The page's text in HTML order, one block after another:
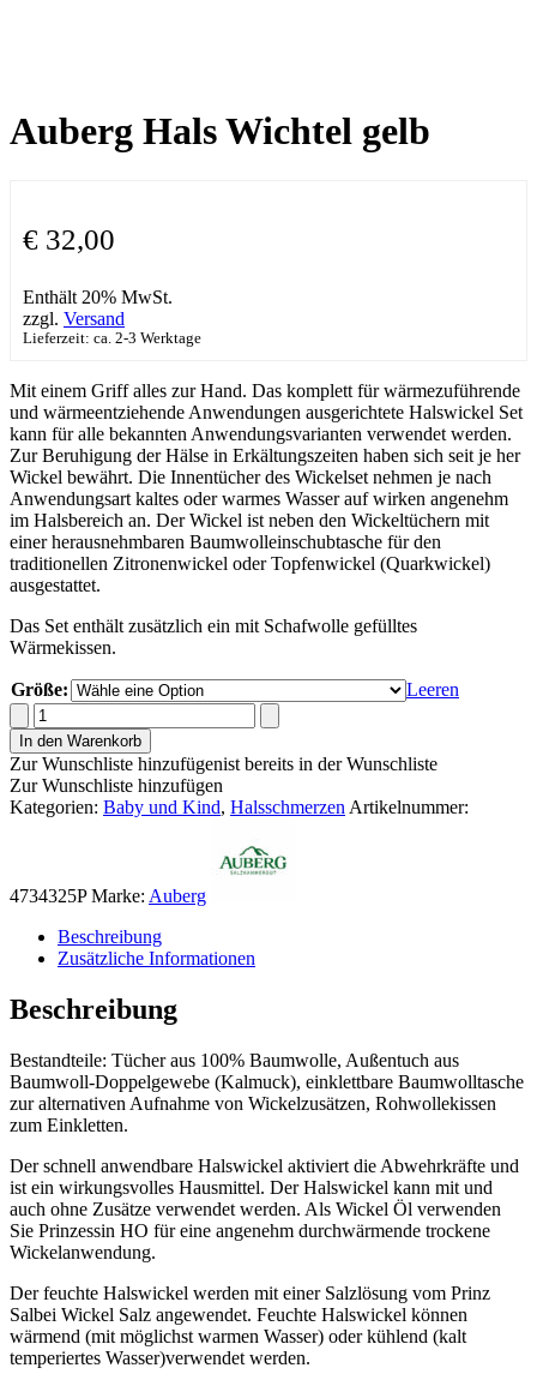
Auberg Hals Wichtel gelb
€ 32,00
Enthält 20% MwSt.
zzgl. Versand
Lieferzeit: ca. 2-3 Werktage
Mit einem Griff alles zur Hand. Das komplett für wärmezuführende
und wärmeentziehende Anwendungen ausgerichtete Halswickel Set
kann für alle bekannten Anwendungsvarianten verwendet werden.
Zur Beruhigung der Hälse in Erkältungszeiten haben sich seit je her
Wickel bewährt. Die Innentücher des Wickelset nehmen je nach
Anwendungsart kaltes oder warmes Wasser auf wirken angenehm
im Halsbereich an. Der Wickel ist neben den Wickeltüchern mit
einer herausnehmbaren Baumwolleinschubtasche für den
traditionellen Zitronenwickel oder Topfenwickel (Quarkwickel)
ausgestattet.
Das Set enthält zusätzlich ein mit Schafwolle gefülltes
Wärmekissen.
Größe:
Leeren
Auberg
Hals
Wichtel
gelb
Menge
In den Warenkorb
Zur Wunschliste hinzufügenist bereits in der Wunschliste
Zur Wunschliste hinzufügen
Kategorien: Baby und Kind, Halsschmerzen Artikelnummer:
4734325P Marke: Auberg
Beschreibung
Zusätzliche Informationen
Beschreibung
Bestandteile: Tücher aus 100% Baumwolle, Außentuch aus
Baumwoll-Doppelgewebe (Kalmuck), einklettbare Baumwolltasche
zur alternativen Aufnahme von Wickelzusätzen, Rohwollekissen
zum Einkletten.
Der schnell anwendbare Halswickel aktiviert die Abwehrkräfte und
ist ein wirkungsvolles Hausmittel. Der Halswickel kann mit und
auch ohne Zusätze verwendet werden. Als Wickel Öl verwenden
Sie Prinzessin HO für eine angenehm durchwärmende trockene
Wickelanwendung.
Der feuchte Halswickel werden mit einer Salzlösung vom Prinz
Salbei Wickel Salz angewendet. Feuchte Halswickel können
wärmend (mit möglichst warmen Wasser) oder kühlend (kalt
temperiertes Wasser)verwendet werden.